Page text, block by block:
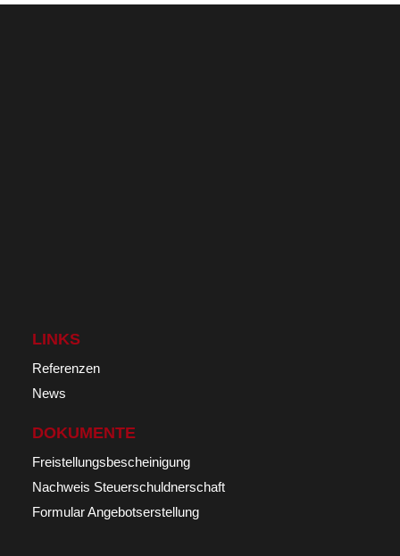
LINKS
Referenzen
News
DOKUMENTE
Freistellungsbescheinigung
Nachweis Steuerschuldnerschaft
Formular Angebotserstellung